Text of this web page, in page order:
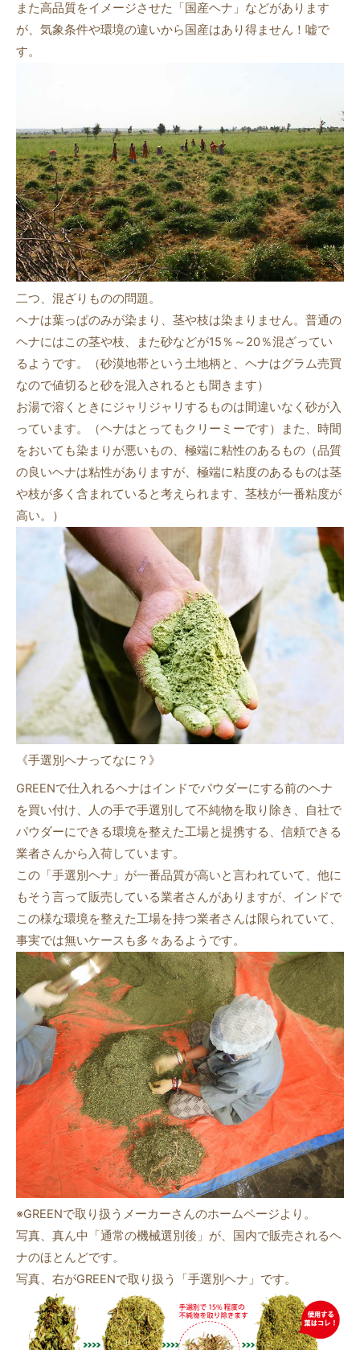
また高品質をイメージさせた「国産ヘナ」などがあります
が、気象条件や環境の違いから国産はあり得ません！嘘で
す。
二つ、混ざりものの問題。
ヘナは葉っぱのみが染まり、茎や枝は染まりません。普通の
ヘナにはこの茎や枝、また砂などが15％～20％混ざってい
るようです。（砂漠地帯という土地柄と、ヘナはグラム売買
なので値切ると砂を混入されるとも聞きます）
お湯で溶くときにジャリジャリするものは間違いなく砂が入
っています。（ヘナはとってもクリーミーです）また、時間
をおいても染まりが悪いもの、極端に粘性のあるもの（品質
の良いヘナは粘性がありますが、極端に粘度のあるものは茎
や枝が多く含まれていると考えられます、茎枝が一番粘度が
高い。）
《手選別ヘナってなに？》
GREENで仕入れるヘナはインドでパウダーにする前のヘナ
を買い付け、人の手で手選別して不純物を取り除き、自社で
パウダーにできる環境を整えた工場と提携する、信頼できる
業者さんから入荷しています。
この「手選別ヘナ」が一番品質が高いと言われていて、他に
もそう言って販売している業者さんがありますが、インドで
この様な環境を整えた工場を持つ業者さんは限られていて、
事実では無いケースも多々あるようです。
※GREENで取り扱うメーカーさんのホームページより。
写真、真ん中「通常の機械選別後」が、国内で販売されるヘ
ナのほとんどです。
写真、右がGREENで取り扱う「手選別ヘナ」です。